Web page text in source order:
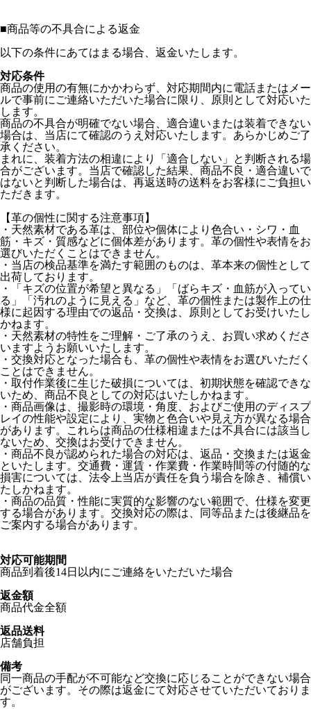
■商品等の不具合による返金
以下の条件にあてはまる場合、返金いたします。
対応条件
商品の使用の有無にかかわらず、対応期間内に電話またはメー
ルで事前にご連絡いただいた場合に限り、原則として対応いた
します。
商品の不具合が明確でない場合、適合違いまたは装着できない
場合は、当店にて確認のうえ対応いたします。あらかじめご了
承ください。
まれに、装着方法の相違により「適合しない」と判断される場
合がございます。当店で確認した結果、商品不良・適合違いで
はないと判断した場合は、再返送時の送料をお客様にご負担い
ただきます。
【革の個性に関する注意事項】
・天然素材である革は、部位や個体により色合い・シワ・血
筋・キズ・質感などに個体差があります。革の個性や表情をお
選びいただくことはできません。
・当店の検品基準を満たす範囲のものは、革本来の個性として
出荷しております。
・「キズの位置が希望と異なる」「ばらキズ・血筋が入ってい
る」「汚れのように見える」など、革の個性または製作上の仕
様に起因する理由での返品・交換は、原則としてお受けいたし
かねます。
・天然素材の特性をご理解・ご了承のうえ、お買い求めくださ
いますようお願いいたします。
・交換対応となった場合も、革の個性や表情をお選びいただく
ことはできません。
・取付作業後に生じた破損については、初期状態を確認できな
いため、商品不良としての対応はいたしかねます。
・商品画像は、撮影時の環境・角度、およびご使用のディスプ
レイの性能や設定により、実物と色合いや見え方が異なる場合
があります。これらは商品の仕様相違または不具合には該当し
ないため、交換はお受けできません。
・商品不良が認められた場合の対応は、返品・交換または返金
といたします。交通費・運賃・作業費・作業時間等の付随的な
損害については、法令上当店が責任を負う場合を除き、補償い
たしかねます。
・商品の品質・性能に実質的な影響のない範囲で、仕様を変更
する場合があります。交換対応の際は、同等品または後継品を
ご案内する場合があります。
対応可能期間
商品到着後14日以内にご連絡をいただいた場合
返金額
商品代金全額
返品送料
店舗負担
備考
同一商品の手配が不可能など交換に応じることができない場合
がございます。その際は返金にて対応させていただいておりま
す。